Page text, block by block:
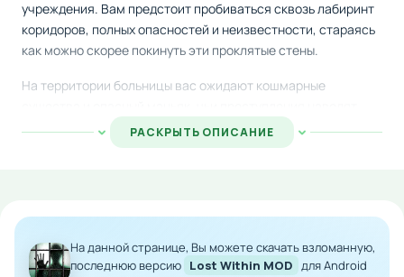
учреждения. Вам предстоит пробиваться сквозь лабиринт
коридоров, полных опасностей и неизвестности, стараясь
как можно скорее покинуть эти проклятые стены.
На территории больницы вас ожидают кошмарные
ужас. Выживание зависит от находчивости — собирайте
предметы вокруг себя и конструируйте из них
Помните, что проходы и двери здания могут привести как к
спасению, так и в ловушку. Каждое решение может стать
РАСКРЫТЬ ОПИСАНИЕ
На данной странице, Вы можете скачать взломанную,
последнюю версию Lost Within MOD для Android